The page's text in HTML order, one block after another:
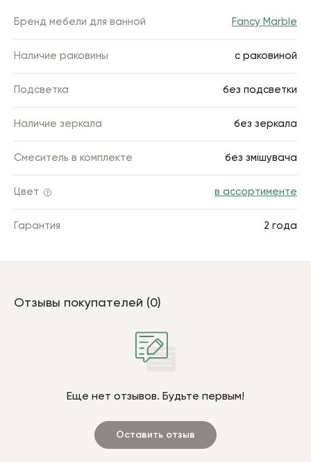
Бренд мебели для ванной Fancy Marble
Наличие раковины с раковиной
Подсветка без подсветки
Наличие зеркала без зеркала
Смеситель в комплекте без змішувача
Цвет в ассортименте
Гарантия 2 года
Отзывы покупателей (0)
Еще нет отзывов. Будьте первым!
Оставить отзыв